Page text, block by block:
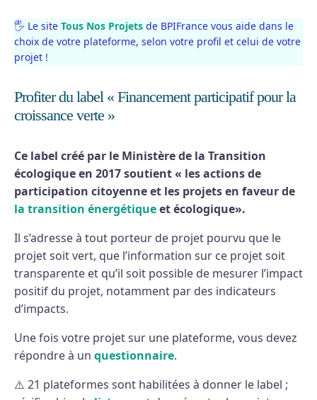
🖐 Le site Tous Nos Projets de BPIFrance vous aide dans le
choix de votre plateforme, selon votre profil et celui de votre
projet !
Profiter du label « Financement participatif pour la
croissance verte »
Ce label créé par le Ministère de la Transition
écologique en 2017 soutient « les actions de
participation citoyenne et les projets en faveur de
la transition énergétiqueet écologique».
Il s’adresse à tout porteur de projet pourvu que le
projet soit vert, que l’information sur ce projet soit
transparente et qu’il soit possible de mesurer l’impact
positif du projet, notamment par des indicateurs
d’impacts.
Une fois votre projet sur une plateforme, vous devez
répondre à un questionnaire.
⚠️ 21 plateformes sont habilitées à donner le label ;